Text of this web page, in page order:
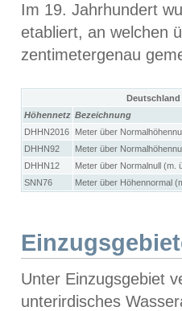
Im 19. Jahrhundert
etabliert, an welchen
zentimetergenau
Höhennetz Bezeichnung
DHHN2016
Meter über
DHHN92
Meter über
DHHN12
Meter über Normalnull (m.
SNN76
Meter über Höhennormal
Unter Einzugsgebiet
unterirdisches